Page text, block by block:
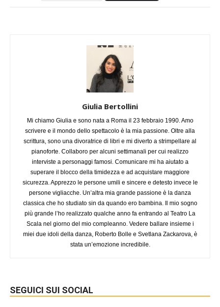
Giulia Bertollini
Mi chiamo Giulia e sono nata a Roma il 23 febbraio 1990. Amo
scrivere e il mondo dello spettacolo è la mia passione. Oltre alla
scrittura, sono una divoratrice di libri e mi diverto a strimpellare al
pianoforte. Collaboro per alcuni settimanali per cui realizzo
interviste a personaggi famosi. Comunicare mi ha aiutato a
superare il blocco della timidezza e ad acquistare maggiore
sicurezza. Apprezzo le persone umili e sincere e detesto invece le
persone vigliacche. Un’altra mia grande passione è la danza
classica che ho studiato sin da quando ero bambina. Il mio sogno
più grande l’ho realizzato qualche anno fa entrando al Teatro La
Scala nel giorno del mio compleanno. Vedere ballare insieme i
miei due idoli della danza, Roberto Bolle e Svetlana Zackarova, è
stata un’emozione incredibile.
SEGUICI SUI SOCIAL